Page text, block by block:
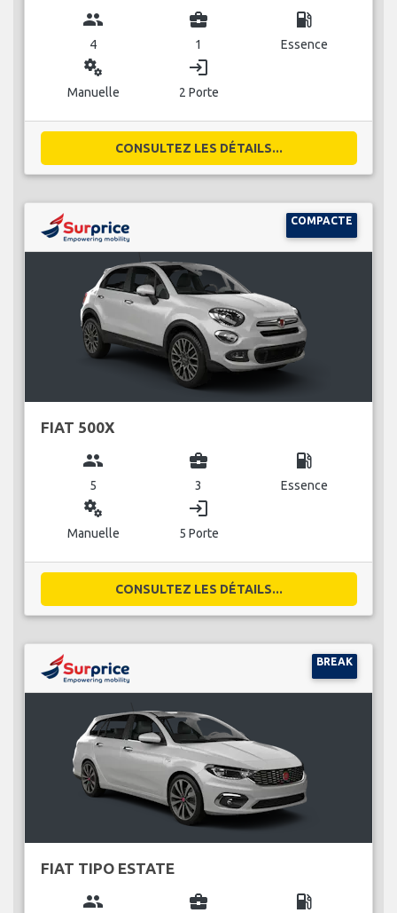
group
4
business_center
1
local_gas_station
Essence
miscellaneous_services
Manuelle
login
2 Porte
CONSULTEZ LES DÉTAILS...
COMPACTE
FIAT 500X
group
5
business_center
3
local_gas_station
Essence
miscellaneous_services
Manuelle
login
5 Porte
CONSULTEZ LES DÉTAILS...
BREAK
FIAT TIPO ESTATE
group business_center local_gas_station